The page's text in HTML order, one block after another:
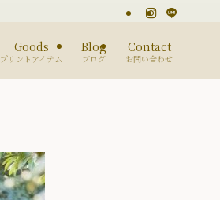
Goods
プリントアイテム
Blog
ブログ
Contact
お問い合わせ